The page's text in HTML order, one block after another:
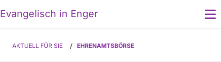
Evangelisch in Enger
AKTUELL FÜR SIE / EHRENAMTSBÖRSE